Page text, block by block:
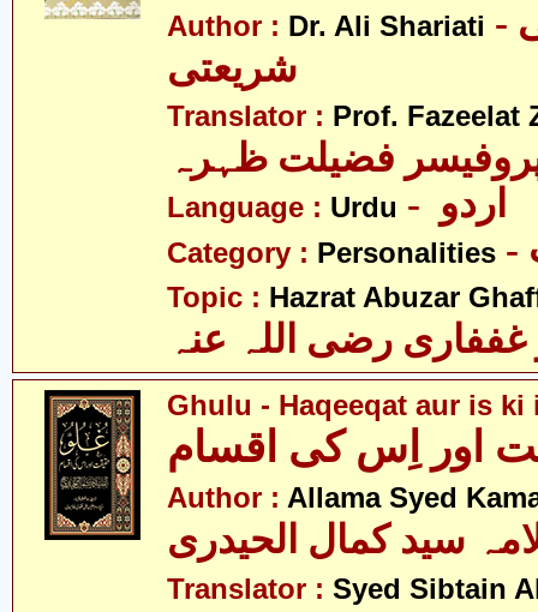
Author : Dr. Ali Shariati - ڈاکٹر علی
شریعتی
Translator : Prof. Fazeelat
فضیلت ظہرہ
Language : Urdu
Category : Personalities
Topic : Hazrat Abuzar
رضی اللہ عنہ
Ghulu - Haqeeqat aur is ki
اور اِس کی اقسام
Author : Allama Syed
سید کمال الحیدری
Translator : Syed Sibtain